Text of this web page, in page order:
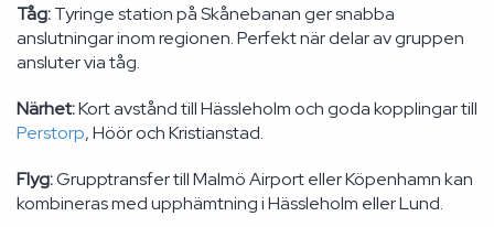
Tåg:Tyringe station på Skånebanan ger snabba
anslutningar inom regionen. Perfekt när delar av gruppen
ansluter via tåg.
Närhet:Kort avstånd till Hässleholm och goda kopplingar till
Perstorp, Höör och Kristianstad.
Flyg:Grupptransfer till Malmö Airport eller Köpenhamn kan
kombineras med upphämtning i Hässleholm eller Lund.